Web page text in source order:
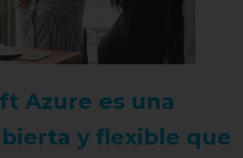
Azure es una
y flexible que